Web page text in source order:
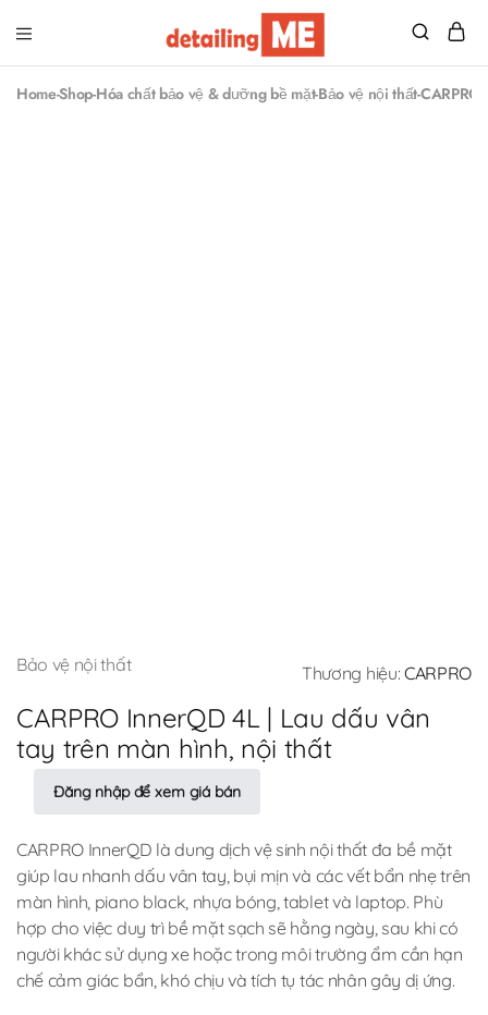
Detailing
Me
Đồ
nghề
chăm
Home-Shop-Hóa chất bảo vệ & dưỡng bề mặt-Bảo vệ nội thất-CARPRO
Bảo vệ nội thất Thương hiệu: CARPRO
CARPRO InnerQD 4L | Lau dấu vân
tay trên màn hình, nội thất
Đăng nhập để xem giá bán
CARPRO InnerQD là dung dịch vệ sinh nội thất đa bề mặt
giúp lau nhanh dấu vân tay, bụi mịn và các vết bẩn nhẹ trên
màn hình, piano black, nhựa bóng, tablet và laptop. Phù
hợp cho việc duy trì bề mặt sạch sẽ hằng ngày, sau khi có
người khác sử dụng xe hoặc trong môi trường ẩm cần hạn
chế cảm giác bẩn, khó chịu và tích tụ tác nhân gây dị ứng.